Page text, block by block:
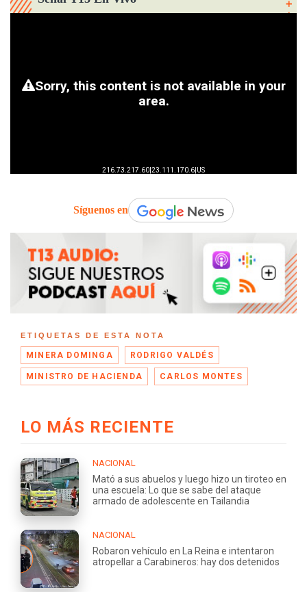
Síguenos en
ETIQUETAS DE ESTA NOTA
MINERA DOMINGA RODRIGO VALDÉS
MINISTRO DE HACIENDA CARLOS MONTES
LO MÁS RECIENTE
NACIONAL
Mató a sus abuelos y luego hizo un tiroteo en
una escuela: Lo que se sabe del ataque
armado de adolescente en Tailandia
NACIONAL
Robaron vehículo en La Reina e intentaron
atropellar a Carabineros: hay dos detenidos